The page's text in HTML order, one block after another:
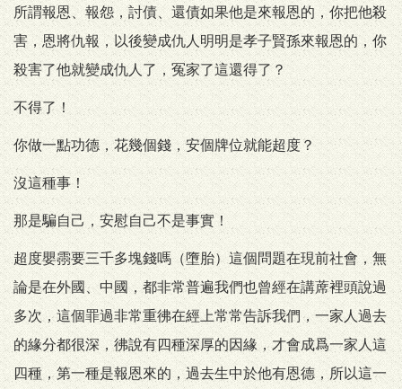
所謂報恩、報怨，討債、還債如果他是來報恩的，你把他殺
害，恩將仇報，以後變成仇人明明是孝子賢孫來報恩的，你
殺害了他就變成仇人了，冤家了這還得了？
不得了！
你做一點功德，花幾個錢，安個牌位就能超度？
沒這種事！
那是騙自己，安慰自己不是事實！
超度嬰霛要三千多塊錢嗎（墮胎）這個問題在現前社會，無
論是在外國、中國，都非常普遍我們也曾經在講蓆裡頭說過
多次，這個罪過非常重彿在經上常常告訴我們，一家人過去
的緣分都很深，彿說有四種深厚的因緣，才會成爲一家人這
四種，第一種是報恩來的，過去生中於他有恩德，所以這一